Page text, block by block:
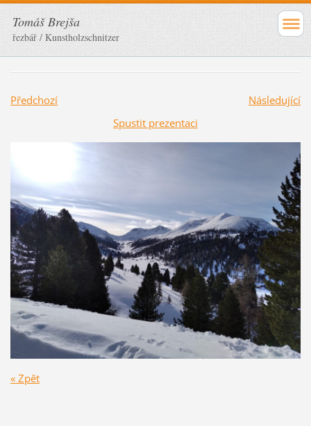
Tomáš Brejša
řezbář / Kunstholzschnitzer
Předchozí
Následující
Spustit prezentaci
« Zpět